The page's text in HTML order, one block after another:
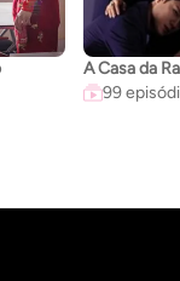
A Casa da
99